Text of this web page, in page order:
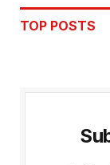
TOP POSTS